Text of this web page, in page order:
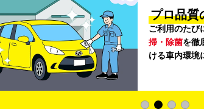
プロ品質
ご利用のたび
掃・除菌を徹
ける車内環境